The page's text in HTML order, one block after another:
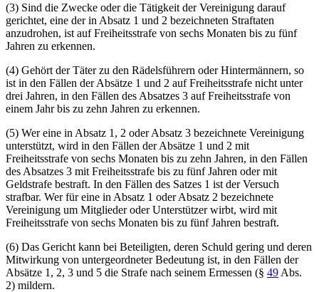
(3) Sind die Zwecke oder die Tätigkeit der Vereinigung darauf
gerichtet, eine der in Absatz 1 und 2 bezeichneten Straftaten
anzudrohen, ist auf Freiheitsstrafe von sechs Monaten bis zu fünf
Jahren zu erkennen.
(4) Gehört der Täter zu den Rädelsführern oder Hintermännern, so
ist in den Fällen der Absätze 1 und 2 auf Freiheitsstrafe nicht unter
drei Jahren, in den Fällen des Absatzes 3 auf Freiheitsstrafe von
einem Jahr bis zu zehn Jahren zu erkennen.
(5) Wer eine in Absatz 1, 2 oder Absatz 3 bezeichnete Vereinigung
unterstützt, wird in den Fällen der Absätze 1 und 2 mit
Freiheitsstrafe von sechs Monaten bis zu zehn Jahren, in den Fällen
des Absatzes 3 mit Freiheitsstrafe bis zu fünf Jahren oder mit
Geldstrafe bestraft. In den Fällen des Satzes 1 ist der Versuch
strafbar. Wer für eine in Absatz 1 oder Absatz 2 bezeichnete
Vereinigung um Mitglieder oder Unterstützer wirbt, wird mit
Freiheitsstrafe von sechs Monaten bis zu fünf Jahren bestraft.
(6) Das Gericht kann bei Beteiligten, deren Schuld gering und deren
Mitwirkung von untergeordneter Bedeutung ist, in den Fällen der
Absätze 1, 2, 3 und 5 die Strafe nach seinem Ermessen (§ 49 Abs.
2) mildern.